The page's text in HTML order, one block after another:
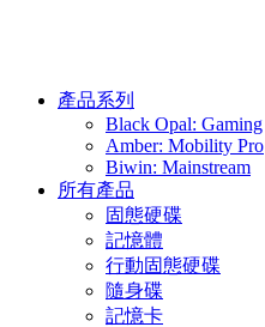
產品系列
Black Opal: Gaming
Amber: Mobility Pro
Biwin: Mainstream
所有產品
固態硬碟
記憶體
行動固態硬碟
隨身碟
記憶卡